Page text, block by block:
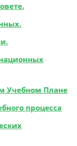
Учебном Плане
процесса